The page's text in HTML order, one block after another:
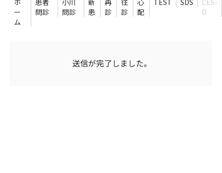
ー
ム
問診
問診
患
診
診
配
D
送信が完了しました。